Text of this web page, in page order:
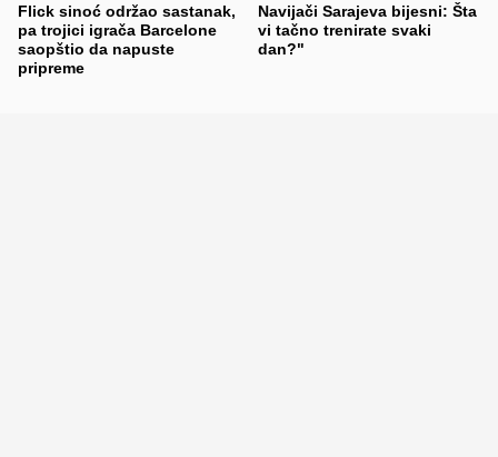
Flick sinoć održao sastanak,
pa trojici igrača Barcelone
saopštio da napuste
pripreme
Navijači Sarajeva bijesni: Šta
vi tačno trenirate svaki
dan?"